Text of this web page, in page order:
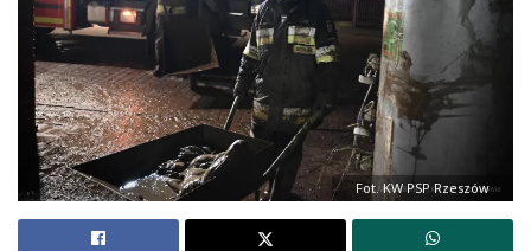
Fot. KW PSP Rzeszów